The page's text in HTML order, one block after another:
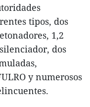
tipos, dos
1,2
dos
y numerosos